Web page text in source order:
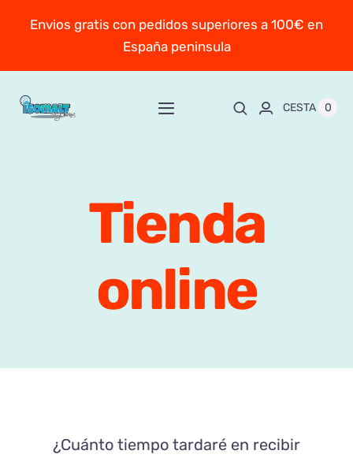
Envios gratis con pedidos superiores a 100€ en
España peninsula
Toggle
Sobre Mayte
Personaliza y encarga
Contacto
CESTA 0
Tienda
online
¿Cuánto tiempo tardaré en recibir